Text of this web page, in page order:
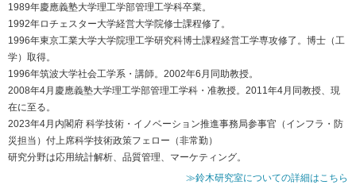
1989年慶應義塾大学理工学部管理工学科卒業。
1992年ロチェスター大学経営大学院修士課程修了。
1996年東京工業大学大学院理工学研究科博士課程経営工学専攻修了。博士（工
学）取得。
1996年筑波大学社会工学系・講師。2002年6月同助教授。
2008年4月慶應義塾大学理工学部管理工学科・准教授。2011年4月同教授、現
在に至る。
2023年4月内閣府 科学技術・イノベーション推進事務局参事官（インフラ・防
災担当）付上席科学技術政策フェロー（非常勤）
研究分野は応用統計解析、品質管理、マーケティング。
≫鈴木研究室についての詳細はこちら